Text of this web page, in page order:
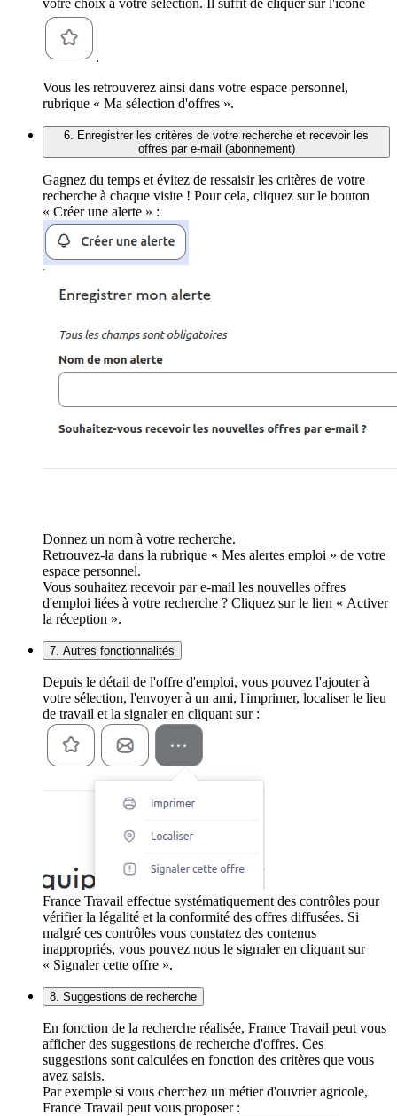
.
Vous les retrouverez ainsi dans votre espace personnel,
rubrique « Ma sélection d'offres ».
6. Enregistrer les critères de votre recherche et recevoir les
offres par e-mail (abonnement)
Gagnez du temps et évitez de ressaisir les critères de votre
recherche à chaque visite ! Pour cela, cliquez sur le bouton
« Créer une alerte » :
Donnez un nom à votre recherche.
Retrouvez-la dans la rubrique « Mes alertes emploi » de votre
espace personnel.
Vous souhaitez recevoir par e-mail les nouvelles offres
d'emploi liées à votre recherche ? Cliquez sur le lien « Activer
la réception ».
7. Autres fonctionnalités
Depuis le détail de l'offre d'emploi, vous pouvez l'ajouter à
votre sélection, l'envoyer à un ami, l'imprimer, localiser le lieu
de travail et la signaler en cliquant sur :
France Travail effectue systématiquement des contrôles pour
vérifier la légalité et la conformité des offres diffusées. Si
malgré ces contrôles vous constatez des contenus
inappropriés, vous pouvez nous le signaler en cliquant sur
« Signaler cette offre ».
8. Suggestions de recherche
En fonction de la recherche réalisée, France Travail peut vous
afficher des suggestions de recherche d'offres. Ces
suggestions sont calculées en fonction des critères que vous
avez saisis.
Par exemple si vous cherchez un métier d'ouvrier agricole,
France Travail peut vous proposer :